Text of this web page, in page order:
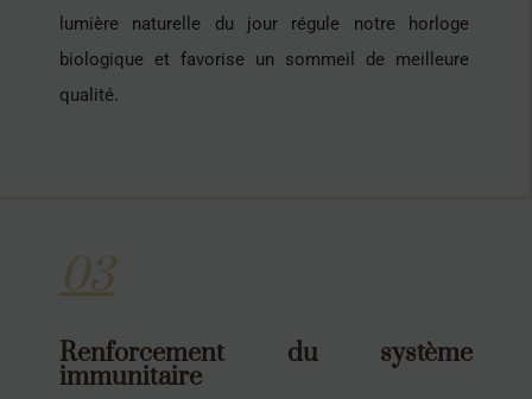
lumière naturelle du jour régule notre horloge
biologique et favorise un sommeil de meilleure
qualité.
03
Renforcement du système
immunitaire